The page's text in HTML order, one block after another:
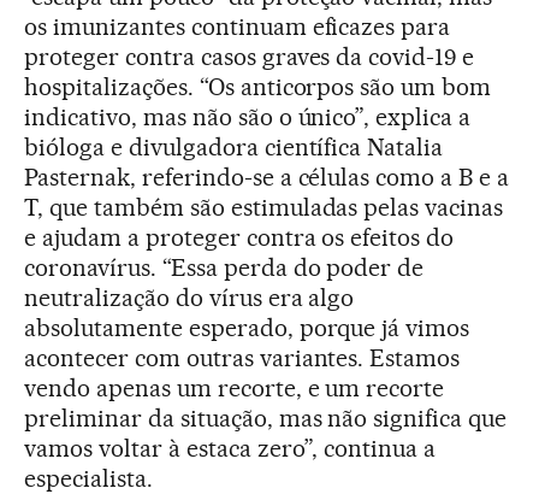
os imunizantes continuam eficazes para
proteger contra casos graves da covid-19 e
hospitalizações. “Os anticorpos são um bom
indicativo, mas não são o único”, explica a
bióloga e divulgadora científica Natalia
Pasternak, referindo-se a células como a B e a
T, que também são estimuladas pelas vacinas
e ajudam a proteger contra os efeitos do
coronavírus. “Essa perda do poder de
neutralização do vírus era algo
absolutamente esperado, porque já vimos
acontecer com outras variantes. Estamos
vendo apenas um recorte, e um recorte
preliminar da situação, mas não significa que
vamos voltar à estaca zero”, continua a
especialista.